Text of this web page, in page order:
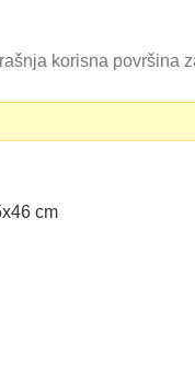
korisna površina